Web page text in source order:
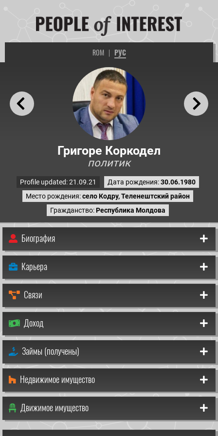
ROM | РУС
Григоре Коркодел
политик
Profile updated: 21.09.21 Дата рождения:30.06.1980
Место рождения:село Кодру, Теленештский район
Гражданство:Республика Молдова
Биография
Карьера
Связи
Доход
Займы (получены)
Недвижимое имущество
Движимое имущество